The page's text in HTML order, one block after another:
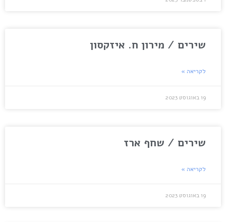
שירים / מירון ח. איזקסון
לקריאה »
19 באוגוסט 2023
שירים / שחף ארז
לקריאה »
19 באוגוסט 2023